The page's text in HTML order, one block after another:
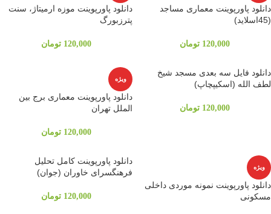
دانلود پاورپوینت معماری مساجد
(45اسلاید)
120,000 تومان
دانلود پاورپوینت موزه ارمیتاژ، سنت
پترزبورگ
120,000 تومان
دانلود فایل سه بعدی مسجد شیخ
لطف الله (اسکیپچاپ)
120,000 تومان
ویژه
دانلود پاورپوینت معماری برج بين
الملل تهران
120,000 تومان
ویژه
دانلود پاورپوینت نمونه موردی داخلی
مسکونی
دانلود پاورپوینت کامل تحلیل
فرهنگسرای خاوران (جوان)
120,000 تومان